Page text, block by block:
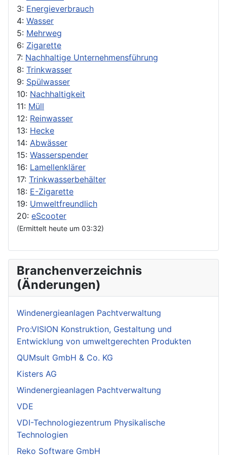
3: Energieverbrauch
4: Wasser
5: Mehrweg
6: Zigarette
7: Nachhaltige Unternehmensführung
8: Trinkwasser
9: Spülwasser
10: Nachhaltigkeit
11: Müll
12: Reinwasser
13: Hecke
14: Abwässer
15: Wasserspender
16: Lamellenklärer
17: Trinkwasserbehälter
18: E-Zigarette
19: Umweltfreundlich
20: eScooter
(Ermittelt heute um 03:32)
Branchenverzeichnis
(Änderungen)
Windenergieanlagen Pachtverwaltung
Pro:VISION Konstruktion, Gestaltung und
Entwicklung von umweltgerechten Produkten
QUMsult GmbH & Co. KG
Kisters AG
Windenergieanlagen Pachtverwaltung
VDE
VDI-Technologiezentrum Physikalische
Technologien
Reko Software GmbH